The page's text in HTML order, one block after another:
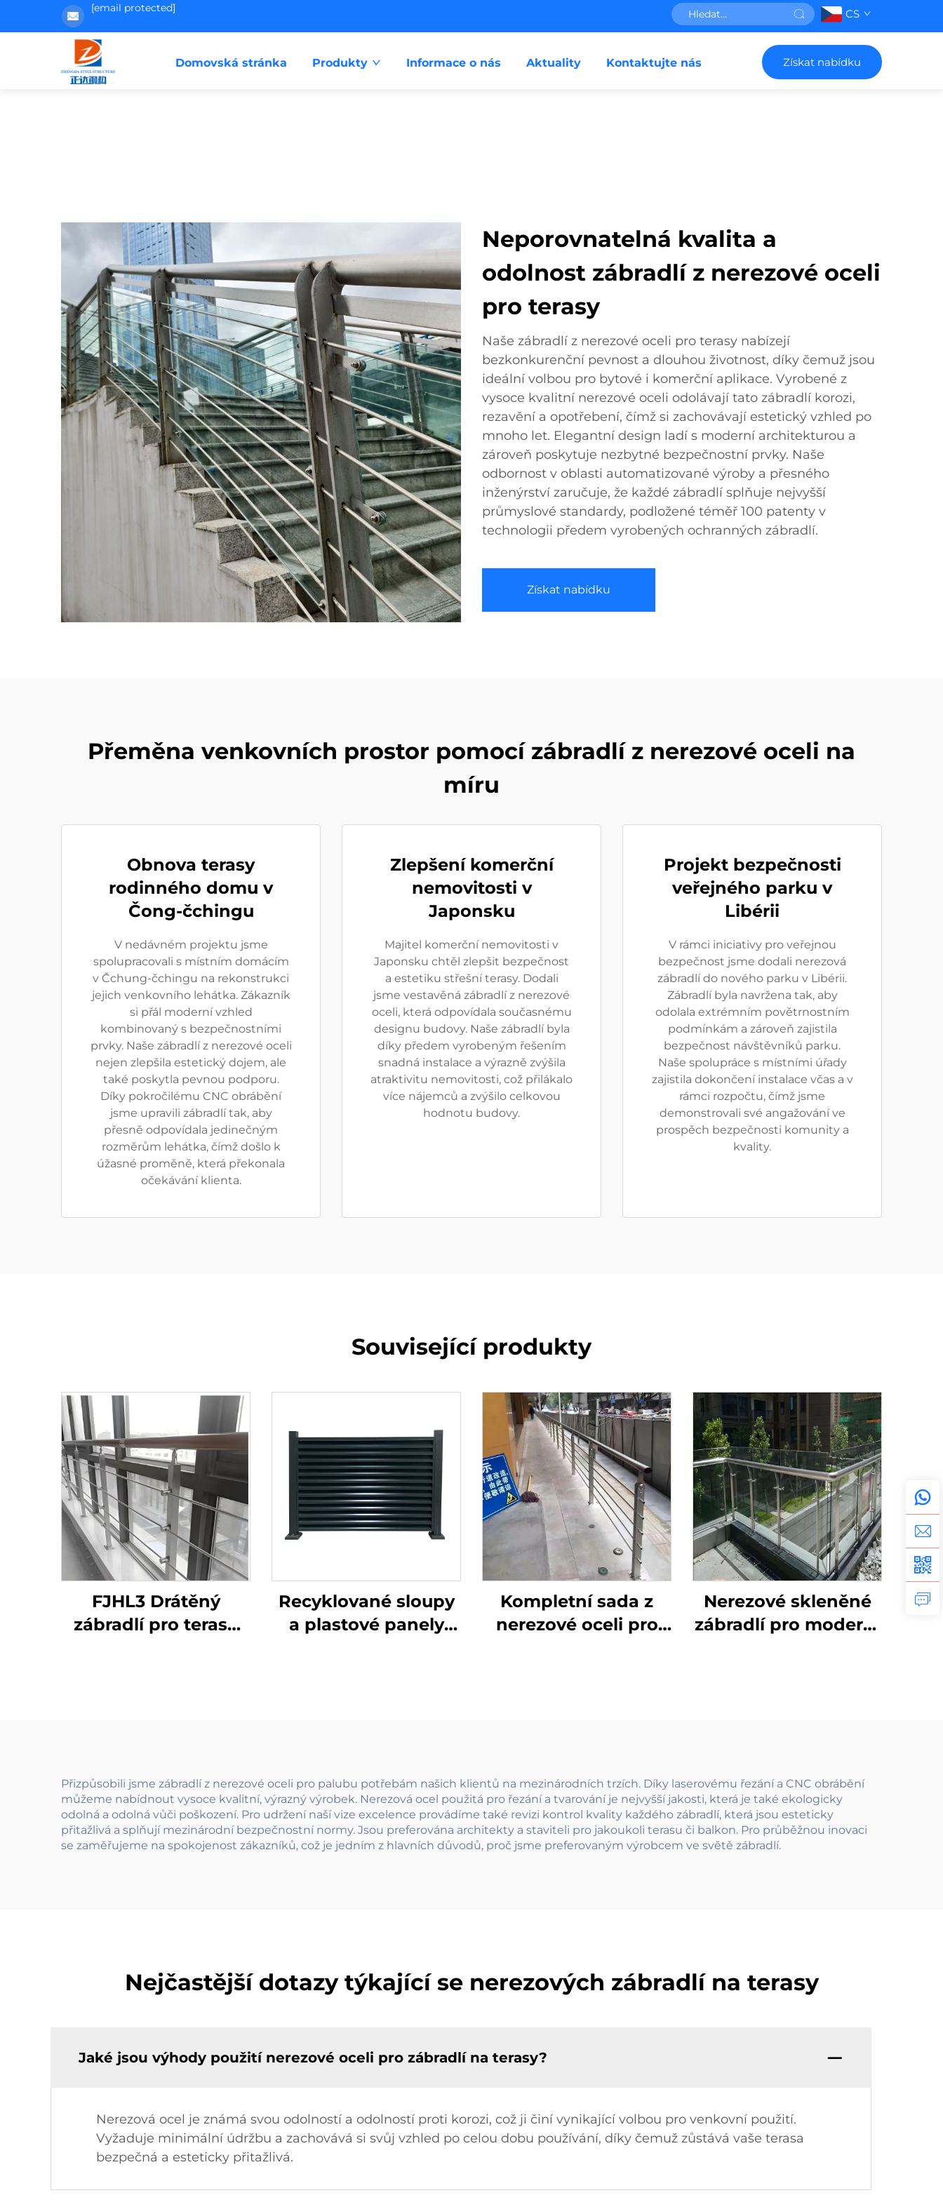
[email protected] CS
Domovská stránka Produkty Informace o nás Aktuality Kontaktujte nás Získat nabídku
Neporovnatelná kvalita a
odolnost zábradlí z nerezové oceli
pro terasy
Naše zábradlí z nerezové oceli pro terasy nabízejí
bezkonkurenční pevnost a dlouhou životnost, díky čemuž jsou
ideální volbou pro bytové i komerční aplikace. Vyrobené z
vysoce kvalitní nerezové oceli odolávají tato zábradlí korozi,
rezavění a opotřebení, čímž si zachovávají estetický vzhled po
mnoho let. Elegantní design ladí s moderní architekturou a
zároveň poskytuje nezbytné bezpečnostní prvky. Naše
odbornost v oblasti automatizované výroby a přesného
inženýrství zaručuje, že každé zábradlí splňuje nejvyšší
průmyslové standardy, podložené téměř 100 patenty v
technologii předem vyrobených ochranných zábradlí.
Získat nabídku
Přeměna venkovních prostor pomocí zábradlí z nerezové oceli na
míru
Obnova terasy
rodinného domu v
Čong-čchingu
V nedávném projektu jsme
spolupracovali s místním domácím
v Čchung-čchingu na rekonstrukci
jejich venkovního lehátka. Zákazník
si přál moderní vzhled
kombinovaný s bezpečnostními
prvky. Naše zábradlí z nerezové oceli
nejen zlepšila estetický dojem, ale
také poskytla pevnou podporu.
Díky pokročilému CNC obrábění
jsme upravili zábradlí tak, aby
přesně odpovídala jedinečným
rozměrům lehátka, čímž došlo k
úžasné proměně, která překonala
očekávání klienta.
Zlepšení komerční
nemovitosti v
Japonsku
Majitel komerční nemovitosti v
Japonsku chtěl zlepšit bezpečnost
a estetiku střešní terasy. Dodali
jsme vestavěná zábradlí z nerezové
oceli, která odpovídala současnému
designu budovy. Naše zábradlí byla
díky předem vyrobeným řešením
snadná instalace a výrazně zvýšila
atraktivitu nemovitosti, což přilákalo
více nájemců a zvýšilo celkovou
hodnotu budovy.
Projekt bezpečnosti
veřejného parku v
Libérii
V rámci iniciativy pro veřejnou
bezpečnost jsme dodali nerezová
zábradlí do nového parku v Libérii.
Zábradlí byla navržena tak, aby
odolala extrémním povětrnostním
podmínkám a zároveň zajistila
bezpečnost návštěvníků parku.
Naše spolupráce s místními úřady
zajistila dokončení instalace včas a v
rámci rozpočtu, čímž jsme
demonstrovali své angažování ve
prospěch bezpečnosti komunity a
kvality.
Související produkty
FJHL3 Drátěný
zábradlí pro terasu
Recyklované sloupy
a plastové panely
Kompletní sada z
nerezové oceli pro
Nerezové skleněné
zábradlí pro moderní
Přizpůsobili jsme zábradlí z nerezové oceli pro palubu potřebám našich klientů na mezinárodních trzích. Díky laserovému řezání a CNC obrábění
můžeme nabídnout vysoce kvalitní, výrazný výrobek. Nerezová ocel použitá pro řezání a tvarování je nejvyšší jakosti, která je také ekologicky
odolná a odolná vůči poškození. Pro udržení naší vize excelence provádíme také revizi kontrol kvality každého zábradlí, která jsou esteticky
přitažlivá a splňují mezinárodní bezpečnostní normy. Jsou preferována architekty a staviteli pro jakoukoli terasu či balkon. Pro průběžnou inovaci
se zaměřujeme na spokojenost zákazníků, což je jedním z hlavních důvodů, proč jsme preferovaným výrobcem ve světě zábradlí.
Nejčastější dotazy týkající se nerezových zábradlí na terasy
Jaké jsou výhody použití nerezové oceli pro zábradlí na terasy?
Nerezová ocel je známá svou odolností a odolností proti korozi, což ji činí vynikající volbou pro venkovní použití.
Vyžaduje minimální údržbu a zachovává si svůj vzhled po celou dobu používání, díky čemuž zůstává vaše terasa
bezpečná a esteticky přitažlivá.